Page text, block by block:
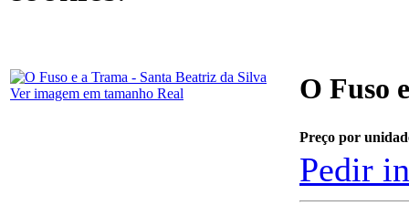
Ver imagem em tamanho Real O Fuso
Preço por
Pedir